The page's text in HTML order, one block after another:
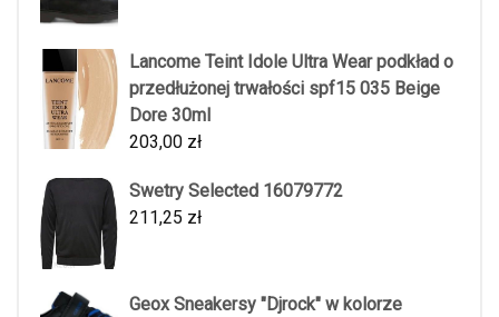
Lancome Teint Idole Ultra Wear podkład o
przedłużonej trwałości spf15 035 Beige
Dore 30ml
203,00 zł
Swetry Selected 16079772
211,25 zł
Geox Sneakersy "Djrock" w kolorze